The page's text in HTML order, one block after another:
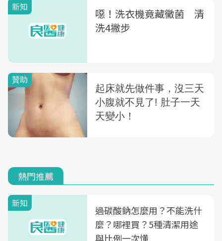
新知
噁！洗衣機竟藏黴菌 清
洗4撇步
熱門推薦
新知
過碳酸鈉怎麼用？不能洗什
麼？哪裡買？5種清潔用途
與比例一次懂